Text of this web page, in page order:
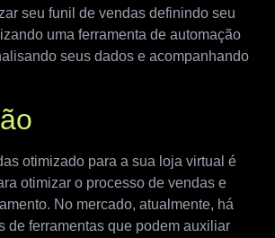
seu funil de vendas definindo seu
uma ferramenta de automação
seus dados e acompanhando
otimizado para a sua loja virtual é
otimizar o processo de vendas e
No mercado, atualmente, há
de ferramentas que podem auxiliar